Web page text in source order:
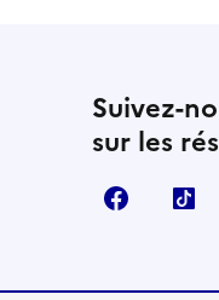
Suivez-
sur les
Facebook